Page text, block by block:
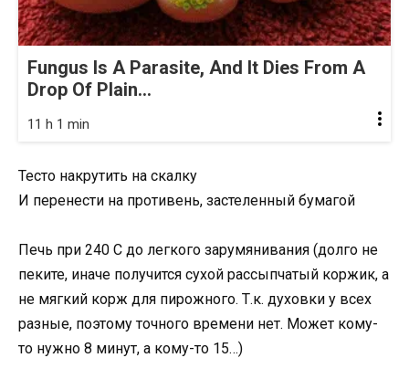
Fungus Is A Parasite, And It Dies From A
Drop Of Plain...
11 h 1 min
Тесто накрутить на скалку
И перенести на противень, застеленный бумагой
Печь при 240 С до легкого зарумянивания (долго не
пеките, иначе получится сухой рассыпчатый коржик, а
не мягкий корж для пирожного. Т.к. духовки у всех
разные, поэтому точного времени нет. Может кому-
то нужно 8 минут, а кому-то 15…)